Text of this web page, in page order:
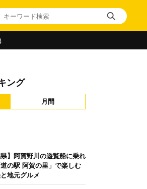
ング
月間
県】阿賀野川の遊覧船に乗れ
の駅 阿賀の里」で楽しむ
地元グルメ